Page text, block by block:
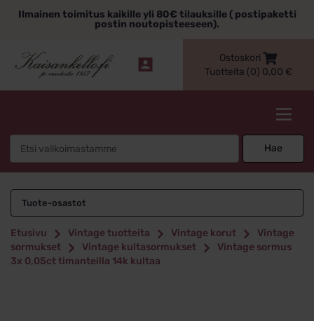
sisältöönIlmainen toimitus kaikille yli 80€ tilauksille ( postipaketti
postin noutopisteeseen).
Ostoskori
Tuotteita (0) 0,00 €
Hae
Tuote-osastot
Etusivu Vintage tuotteita Vintage korut
Vintage
sormukset
Vintage kultasormukset
Vintage sormus
3x 0,05ct timanteilla 14k kultaa